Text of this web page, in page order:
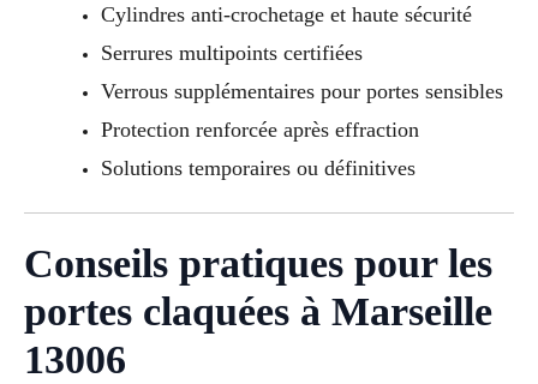
Cylindres anti-crochetage et haute sécurité
Serrures multipoints certifiées
Verrous supplémentaires pour portes sensibles
Protection renforcée après effraction
Solutions temporaires ou définitives
Conseils pratiques pour les
portes claquées à Marseille
13006